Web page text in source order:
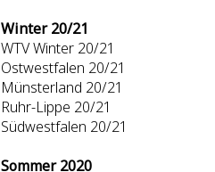
Winter 20/21
WTV Winter 20/21
Ostwestfalen 20/21
Münsterland 20/21
Ruhr-Lippe 20/21
Südwestfalen 20/21
Sommer 2020